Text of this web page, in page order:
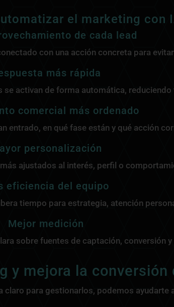
el marketing con
de cada lead
con una acción concreta para
más rápida
se activan de forma automática,
comercial más ordenado
entrado, en qué fase están y qué acción
personalización
ajustados al interés, perfil o
eficiencia del equipo
tiempo para estrategia, atención
Mejor medición
sobre fuentes de captación, conversión
y mejora la conversión
para gestionarlos, podemos ayudarte